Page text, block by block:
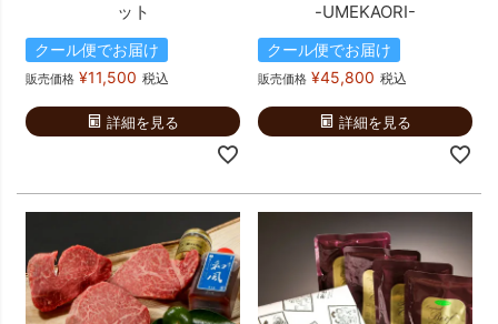
ット
クール便でお届け
販売価格 ¥11,500 税込
詳細を見る
-UMEKAORI-
クール便でお届け
販売価格 ¥45,800 税込
詳細を見る